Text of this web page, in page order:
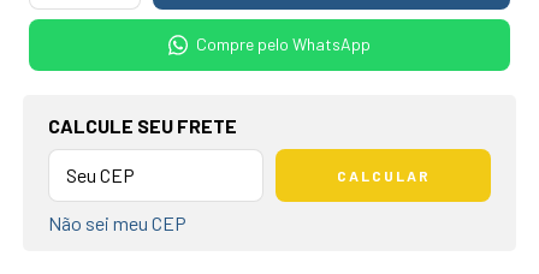
Compre pelo WhatsApp
OPÇÕES DE FRETE
CALCULE SEU FRETE
CALCULAR
Não sei meu CEP